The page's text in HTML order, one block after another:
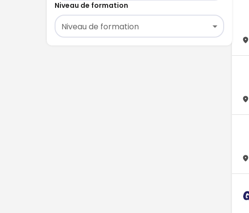
Niveau de formation
Niveau de formation